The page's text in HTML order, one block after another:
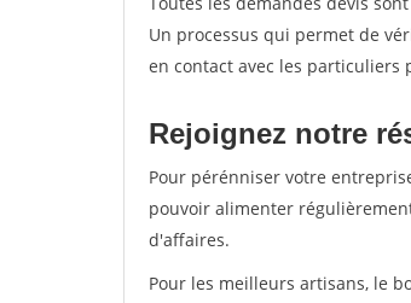
Un processus qui permet de
en contact avec les
Rejoignez notre
Pour pérénniser votre
pouvoir alimenter
d'affaires.
Pour les meilleurs artisans, le